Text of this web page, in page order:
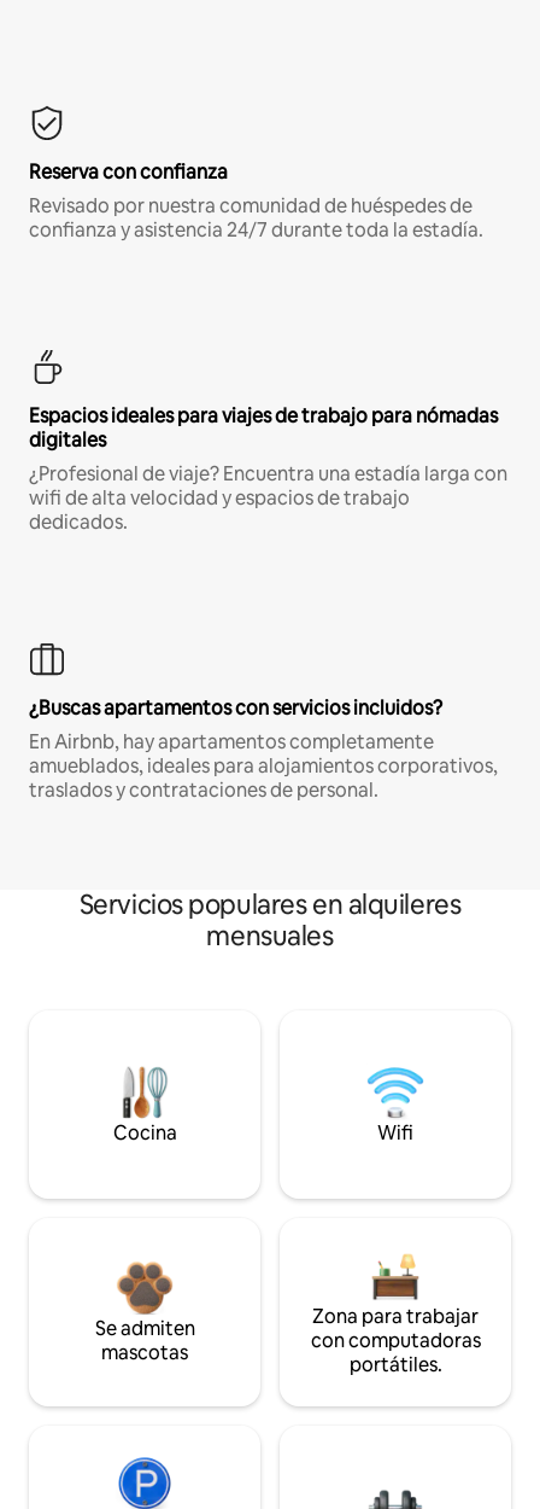
Reserva con confianza
Revisado por nuestra comunidad de huéspedes de
confianza y asistencia 24/7 durante toda la estadía.
Espacios ideales para viajes de trabajo para nómadas
digitales
¿Profesional de viaje? Encuentra una estadía larga con
wifi de alta velocidad y espacios de trabajo
dedicados.
¿Buscas apartamentos con servicios incluidos?
En Airbnb, hay apartamentos completamente
amueblados, ideales para alojamientos corporativos,
traslados y contrataciones de personal.
Servicios populares en alquileres
mensuales
Cocina Wifi
Se admiten
mascotas
Zona para trabajar
con computadoras
portátiles.